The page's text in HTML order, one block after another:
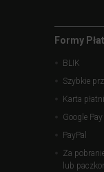
Formy
BLIK
Szybkie
Karta
Google Pay
PayPal
Za
lub